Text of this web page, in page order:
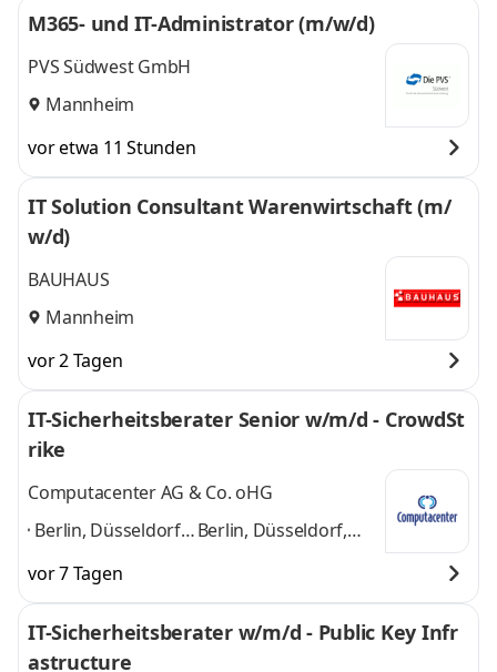
M365- und IT-Administrator (m/w/d)
PVS Südwest GmbH
Mannheim
vor etwa 11 Stunden
IT Solution Consultant Warenwirtschaft (m/
w/d)
BAUHAUS
Mannheim
vor 2 Tagen
IT-Sicherheitsberater Senior w/m/d - CrowdSt
rike
Computacenter AG & Co. oHG
Berlin, Düsseldorf,
Hamburg, Kerpen,
Köln,
Ludwigshafen,
München,
Berlin, Düsseldorf,
Ludwigshafen,
München, Nürnberg,
vor 7 Tagen
IT-Sicherheitsberater w/m/d - Public Key Infr
astructure